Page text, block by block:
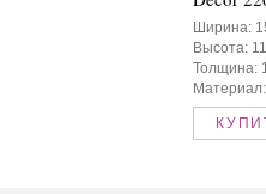
Ширина:
Высота:
Толщина: